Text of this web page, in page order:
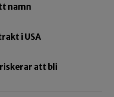
namn
i USA
att bli